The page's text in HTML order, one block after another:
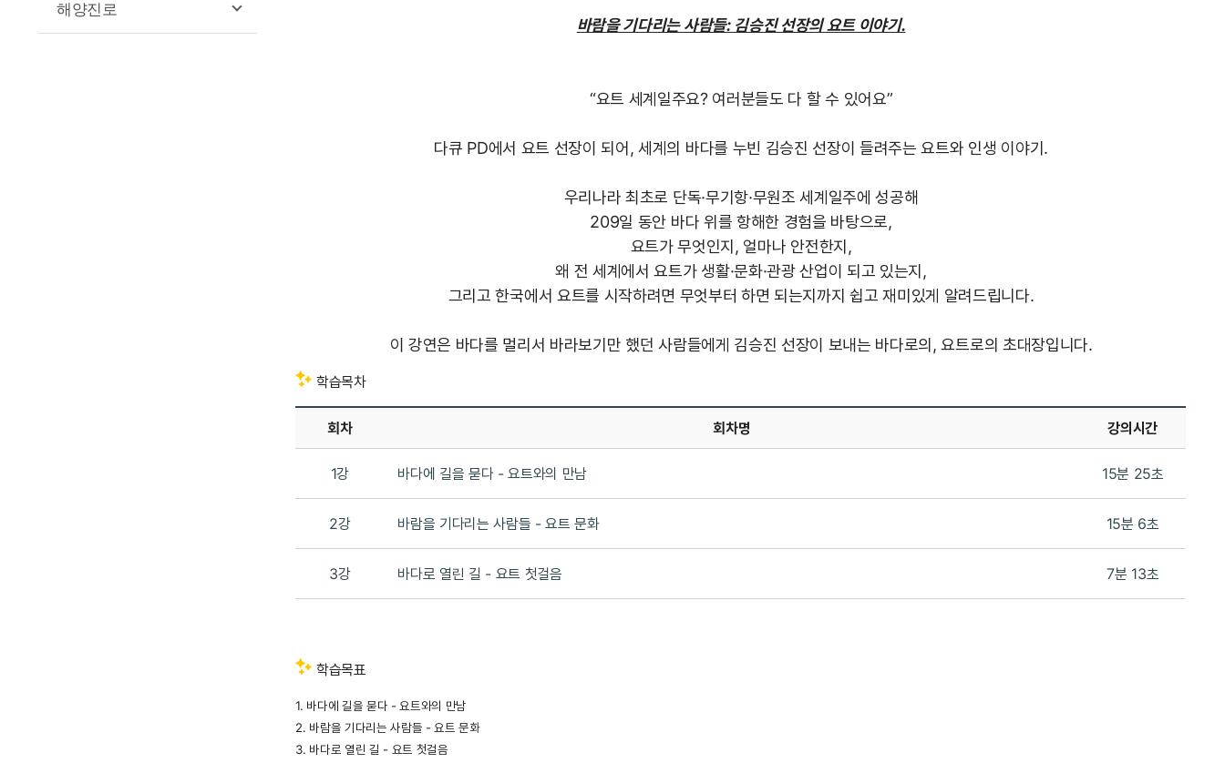
해양진로
바람을 기다리는 사람들: 김승진 선장의 요트 이야기.
“요트 세계일주요? 여러분들도 다 할 수 있어요”
다큐 PD에서 요트 선장이 되어, 세계의 바다를 누빈 김승진 선장이 들려주는 요트와 인생 이야기.
우리나라 최초로 단독·무기항·무원조 세계일주에 성공해
209일 동안 바다 위를 항해한 경험을 바탕으로,
요트가 무엇인지, 얼마나 안전한지,
왜 전 세계에서 요트가 생활·문화·관광 산업이 되고 있는지,
그리고 한국에서 요트를 시작하려면 무엇부터 하면 되는지까지 쉽고 재미있게 알려드립니다.
이 강연은 바다를 멀리서 바라보기만 했던 사람들에게 김승진 선장이 보내는 바다로의, 요트로의 초대장입니다.
학습목차
회차 회차명 강의시간
1강 바다에 길을 묻다 - 요트와의 만남 15분 25초
2강 바람을 기다리는 사람들 - 요트 문화 15분 6초
3강 바다로 열린 길 - 요트 첫걸음 7분 13초
학습목표
1. 바다에 길을 묻다 - 요트와의 만남
2. 바람을 기다리는 사람들 - 요트 문화
3. 바다로 열린 길 - 요트 첫걸음